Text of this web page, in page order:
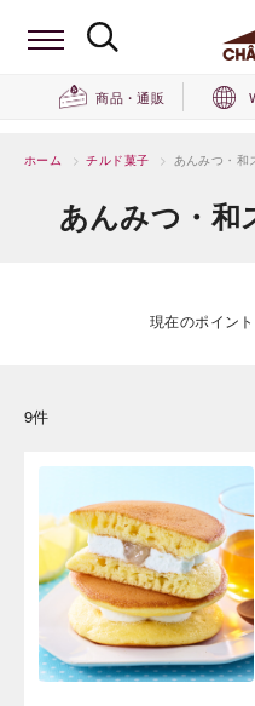
商品・通販
ホーム > チルド菓子 > あんみつ・和
あんみつ・和
現在のポイント
9件